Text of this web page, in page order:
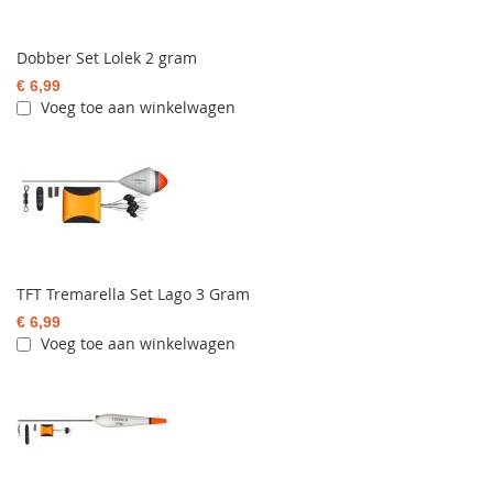
Dobber Set Lolek 2 gram
€ 6,99
Voeg toe aan winkelwagen
TFT Tremarella Set Lago 3 Gram
€ 6,99
Voeg toe aan winkelwagen